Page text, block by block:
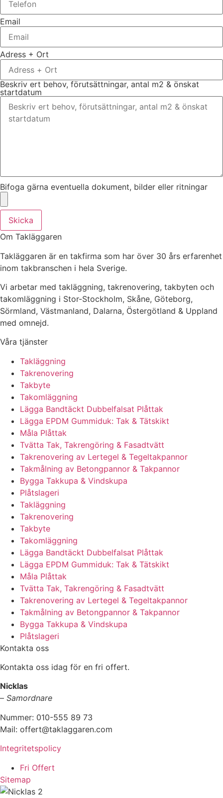
Email
Adress + Ort
Beskriv ert behov, förutsättningar, antal m2 & önskat
startdatum
Bifoga gärna eventuella dokument, bilder eller ritningar
Skicka
Om Takläggaren
Takläggaren är en takfirma som har över 30 års erfarenhet
inom takbranschen i hela Sverige.
Vi arbetar med takläggning, takrenovering, takbyten och
takomläggning i Stor-Stockholm, Skåne, Göteborg,
Sörmland, Västmanland, Dalarna, Östergötland & Uppland
med omnejd.
Våra tjänster
Takläggning
Takrenovering
Takbyte
Takomläggning
Lägga Bandtäckt Dubbelfalsat Plåttak
Lägga EPDM Gummiduk: Tak & Tätskikt
Måla Plåttak
Tvätta Tak, Takrengöring & Fasadtvätt
Takrenovering av Lertegel & Tegeltakpannor
Takmålning av Betongpannor & Takpannor
Bygga Takkupa & Vindskupa
Plåtslageri
Takläggning
Takrenovering
Takbyte
Takomläggning
Lägga Bandtäckt Dubbelfalsat Plåttak
Lägga EPDM Gummiduk: Tak & Tätskikt
Måla Plåttak
Tvätta Tak, Takrengöring & Fasadtvätt
Takrenovering av Lertegel & Tegeltakpannor
Takmålning av Betongpannor & Takpannor
Bygga Takkupa & Vindskupa
Plåtslageri
Kontakta oss
Kontakta oss idag för en fri offert.
Nicklas
– Samordnare
Nummer: 010-555 89 73
Mail: offert@taklaggaren.com
Integritetspolicy
Fri Offert
Sitemap